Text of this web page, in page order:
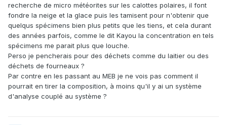
recherche de micro météorites sur les calottes polaires, il font
fondre la neige et la glace puis les tamisent pour n'obtenir que
quelqus spécimens bien plus petits que les tiens, et cela durant
des années parfois, comme le dit Kayou la concentration en tels
spécimens me parait plus que louche.
Perso je pencherais pour des déchets comme du laitier ou des
déchets de fourneaux ?
Par contre en les passant au MEB je ne vois pas comment il
pourrait en tirer la composition, à moins qu'il y ai un système
d'analyse couplé au système ?